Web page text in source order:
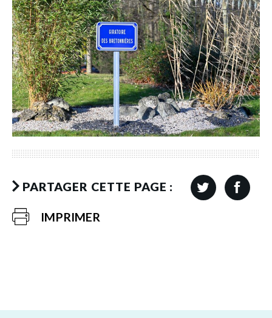
PARTAGER CETTE PAGE :
IMPRIMER